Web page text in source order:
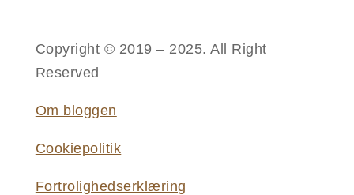
Copyright © 2019 – 2025. All Right
Reserved
Om bloggen
Cookiepolitik
Fortrolighedserklæring